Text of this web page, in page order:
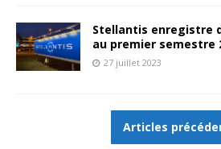
Stellantis enregistre
au premier semestre
27 juillet 2023
Articles